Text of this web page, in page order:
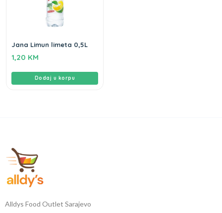
Jana Limun limeta 0,5L
1,20 KM
Dodaj u korpu
Alldys Food Outlet Sarajevo